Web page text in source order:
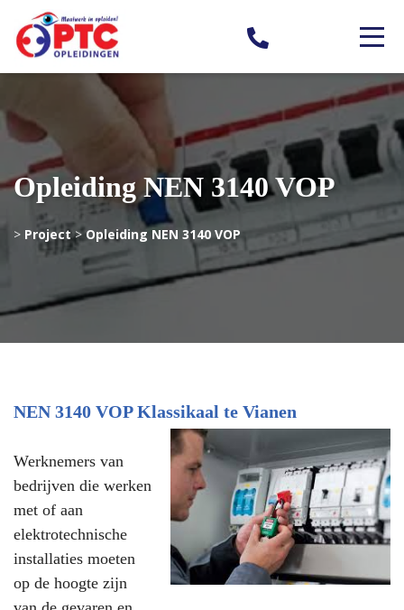
Opleiding NEN 3140 VOP
> Project> Opleiding NEN 3140 VOP
NEN 3140 VOP Klassikaal te Vianen
Werknemers van
bedrijven die werken
met of aan
elektrotechnische
installaties moeten
op de hoogte zijn